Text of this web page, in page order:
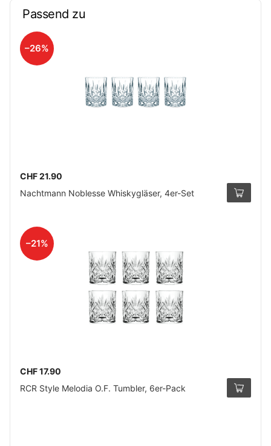
Passend zu
–26%
CHF 21.90
Nachtmann Noblesse Whiskygläser, 4er-Set
–21%
CHF 17.90
RCR Style Melodia O.F. Tumbler, 6er-Pack